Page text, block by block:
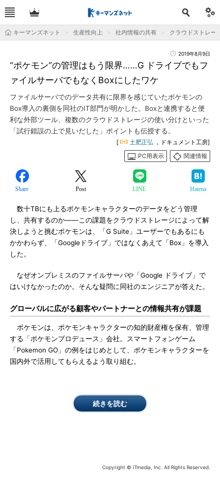
キーマンズネット 生産性向上 社内情報の共有 クラウドストレー
2019年8月9日
“ポケモン”の管理はもう限界……G ドライブでもフ
ァイルサーバでもなくBoxにしたワケ
ファイルサーバでのデータ共有に限界を感じていたポケモンの
Box導入の裏側を同社のIT部門が明かした。Boxと連携すると便
利な外部ツール、複数のクラウドストレージの使い分けといった
「試行錯誤の上で見いだした」ポイントも伝授する。
[ 土肥正弘 ，ドキュメント工房]
PC用表示
関連情報
Share Post LINE Hatena
数十TBにも上るポケモンキャラクターのデータをどう管理
し、共有するのか――この課題をクラウドストレージによって解
決しようと挑むポケモンは、「G Suite」ユーザーでもあるにも
かかわらず、「Googleドライブ」ではなくあえて「Box」を導入
した。
なぜオンプレミスのファイルサーバや「Google ドライブ」で
はいけなかったのか。そんな疑問に同社のエンジニアが答えた。
グローバルに広がる顧客やパートナーとの情報共有が課題
ポケモンは、ポケモンキャラクターの知的財産権を保有、管理
する「ポケモンプロデュース」会社。スマートフォンゲーム
「Pokemon GO」の例をはじめとして、ポケモンキャラクターを
国内外で活用してもらえるよう取り組む。
続きを読む
Copyright © ITmedia, Inc. All Rights Reserved.